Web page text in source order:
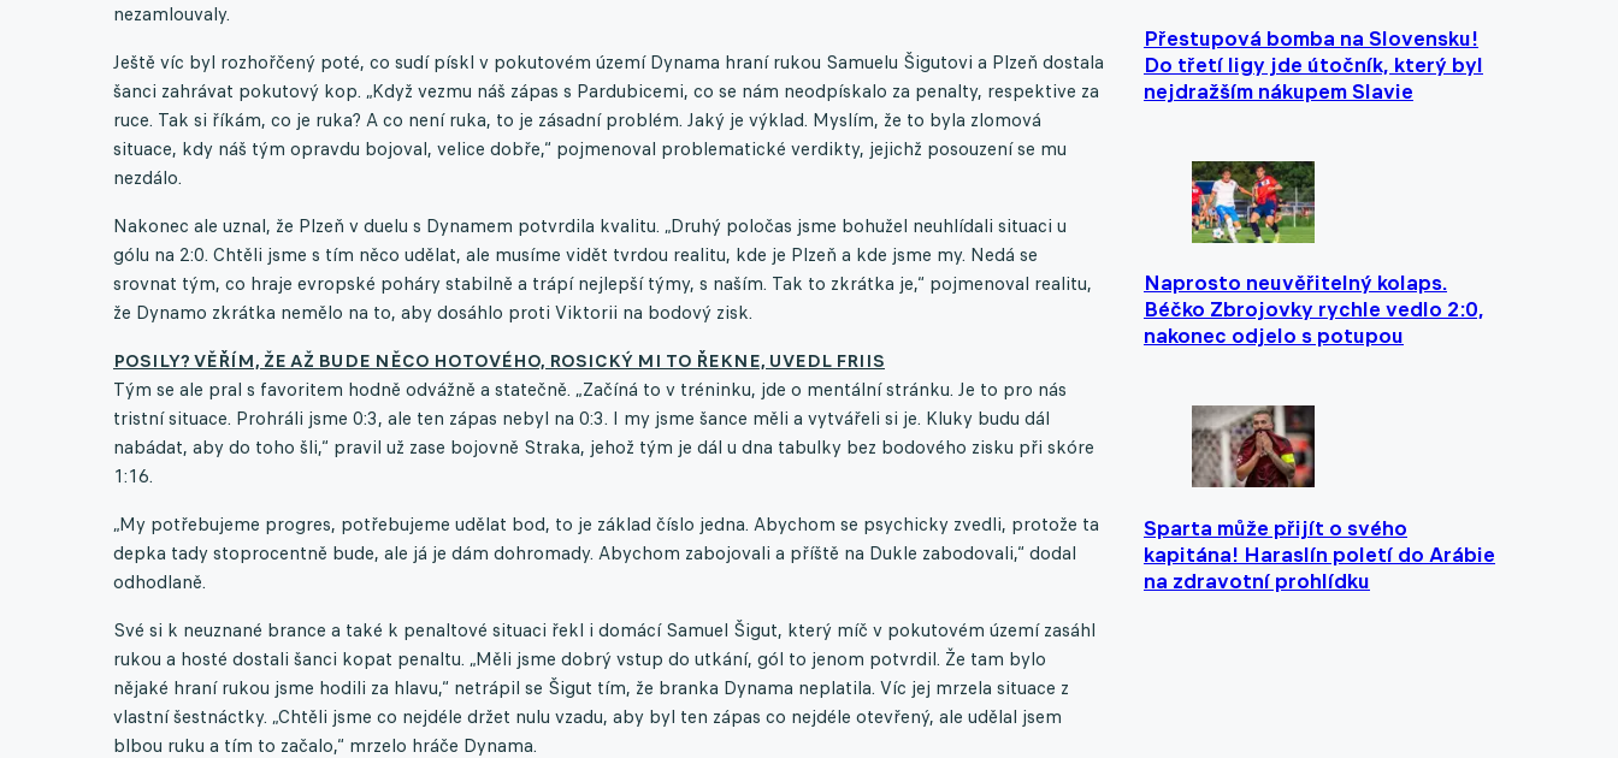
Přestupová bomba na Slovensku!
Do třetí ligy jde útočník, který byl
nejdražším nákupem Slavie
Naprosto neuvěřitelný kolaps.
Béčko Zbrojovky rychle vedlo 2:0,
nakonec odjelo s potupou
Sparta může přijít o svého
kapitána! Haraslín poletí do Arábie
na zdravotní prohlídku
nezamlouvaly.
Ještě víc byl rozhořčený poté, co sudí pískl v pokutovém území Dynama hraní rukou Samuelu Šigutovi a Plzeň dostala
šanci zahrávat pokutový kop. „Když vezmu náš zápas s Pardubicemi, co se nám neodpískalo za penalty, respektive za
ruce. Tak si říkám, co je ruka? A co není ruka, to je zásadní problém. Jaký je výklad. Myslím, že to byla zlomová
situace, kdy náš tým opravdu bojoval, velice dobře,“ pojmenoval problematické verdikty, jejichž posouzení se mu
nezdálo.
Nakonec ale uznal, že Plzeň v duelu s Dynamem potvrdila kvalitu. „Druhý poločas jsme bohužel neuhlídali situaci u
gólu na 2:0. Chtěli jsme s tím něco udělat, ale musíme vidět tvrdou realitu, kde je Plzeň a kde jsme my. Nedá se
srovnat tým, co hraje evropské poháry stabilně a trápí nejlepší týmy, s naším. Tak to zkrátka je,“ pojmenoval realitu,
že Dynamo zkrátka nemělo na to, aby dosáhlo proti Viktorii na bodový zisk.
POSILY? VĚŘÍM, ŽE AŽ BUDE NĚCO HOTOVÉHO, ROSICKÝ MI TO ŘEKNE, UVEDL FRIIS
Tým se ale pral s favoritem hodně odvážně a statečně. „Začíná to v tréninku, jde o mentální stránku. Je to pro nás
tristní situace. Prohráli jsme 0:3, ale ten zápas nebyl na 0:3. I my jsme šance měli a vytvářeli si je. Kluky budu dál
nabádat, aby do toho šli,“ pravil už zase bojovně Straka, jehož tým je dál u dna tabulky bez bodového zisku při skóre
1:16.
„My potřebujeme progres, potřebujeme udělat bod, to je základ číslo jedna. Abychom se psychicky zvedli, protože ta
depka tady stoprocentně bude, ale já je dám dohromady. Abychom zabojovali a příště na Dukle zabodovali,“ dodal
odhodlaně.
Své si k neuznané brance a také k penaltové situaci řekl i domácí Samuel Šigut, který míč v pokutovém území zasáhl
rukou a hosté dostali šanci kopat penaltu. „Měli jsme dobrý vstup do utkání, gól to jenom potvrdil. Že tam bylo
nějaké hraní rukou jsme hodili za hlavu,“ netrápil se Šigut tím, že branka Dynama neplatila. Víc jej mrzela situace z
vlastní šestnáctky. „Chtěli jsme co nejdéle držet nulu vzadu, aby byl ten zápas co nejdéle otevřený, ale udělal jsem
blbou ruku a tím to začalo,“ mrzelo hráče Dynama.